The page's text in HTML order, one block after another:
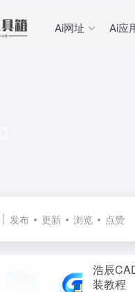
Ai网址 Ai应
发布 更新 浏览 点赞
浩辰
装教程